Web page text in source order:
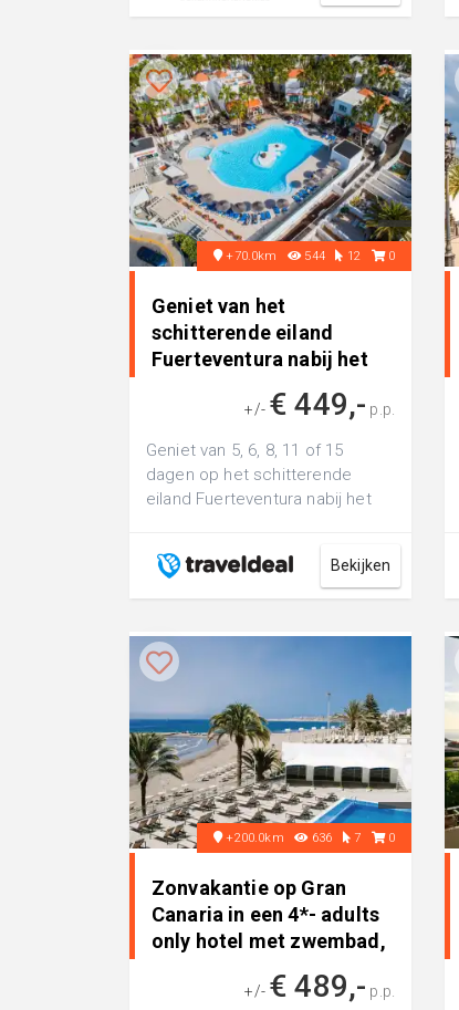
+70.0km 544 12 0
Geniet van het
schitterende eiland
Fuerteventura nabij het
+/- € 449,- p.p.
Geniet van 5, 6, 8, 11 of 15
dagen op het schitterende
eiland Fuerteventura nabij het
Bekijken
+200.0km 636 7 0
Zonvakantie op Gran
Canaria in een 4*- adults
only hotel met zwembad,
+/- € 489,- p.p.